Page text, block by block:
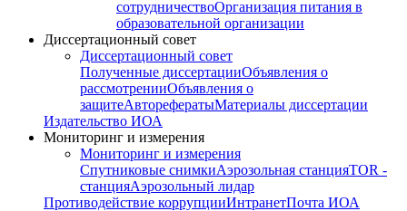
сотрудничествоОрганизация питания в
образовательной организации
Диссертационный совет
Диссертационный совет
Полученные диссертацииОбъявления о
рассмотренииОбъявления о
защитеАвторефератыМатериалы диссертации
Издательство ИОА
Мониторинг и измерения
Мониторинг и измерения
Спутниковые снимкиАэрозольная станцияTOR -
станцияАэрозольный лидар
Противодействие коррупцииИнтранетПочта ИОА